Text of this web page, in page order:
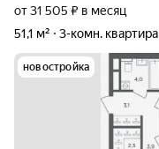
от 31 505 ₽ в месяц
51,1 м²
3-комн. квартира
новостройка